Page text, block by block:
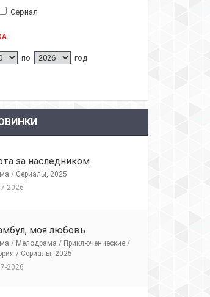
Сериал
по год
за наследником
/ Сериалы, 2025
2026
моя любовь
/ Мелодрама / Приключенческие /
/ Сериалы, 2025
2026